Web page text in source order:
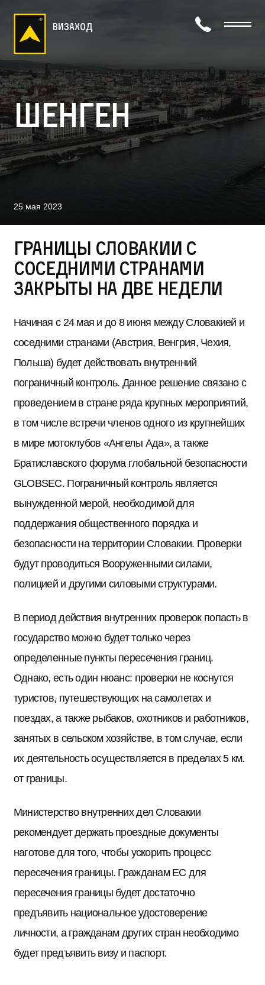
визаход
Шенген
25 мая 2023
Границы Словакии с
соседними странами
закрыты на две недели
Начиная с 24 мая и до 8 июня между Словакией и
соседними странами (Австрия, Венгрия, Чехия,
Польша) будет действовать внутренний
пограничный контроль. Данное решение связано с
проведением в стране ряда крупных мероприятий,
в том числе встречи членов одного из крупнейших
в мире мотоклубов «Ангелы Ада», а также
Братиславского форума глобальной безопасности
GLOBSEC. Пограничный контроль является
вынужденной мерой, необходимой для
поддержания общественного порядка и
безопасности на территории Словакии. Проверки
будут проводиться Вооруженными силами,
полицией и другими силовыми структурами.
В период действия внутренних проверок попасть в
государство можно будет только через
определенные пункты пересечения границ.
Однако, есть один нюанс: проверки не коснутся
туристов, путешествующих на самолетах и
поездах, а также рыбаков, охотников и работников,
занятых в сельском хозяйстве, в том случае, если
их деятельность осуществляется в пределах 5 км.
от границы.
Министерство внутренних дел Словакии
рекомендует держать проездные документы
наготове для того, чтобы ускорить процесс
пересечения границы. Гражданам ЕС для
пересечения границы будет достаточно
предъявить национальное удостоверение
личности, а гражданам других стран необходимо
будет предъявить визу и паспорт.